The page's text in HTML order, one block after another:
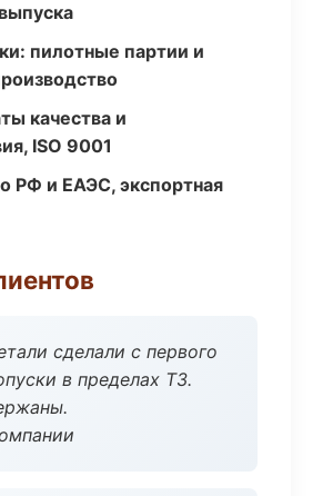
пилотные партии и
качества и
ISO 9001
РФ и ЕАЭС, экспортная
сделали с первого
в пределах ТЗ.